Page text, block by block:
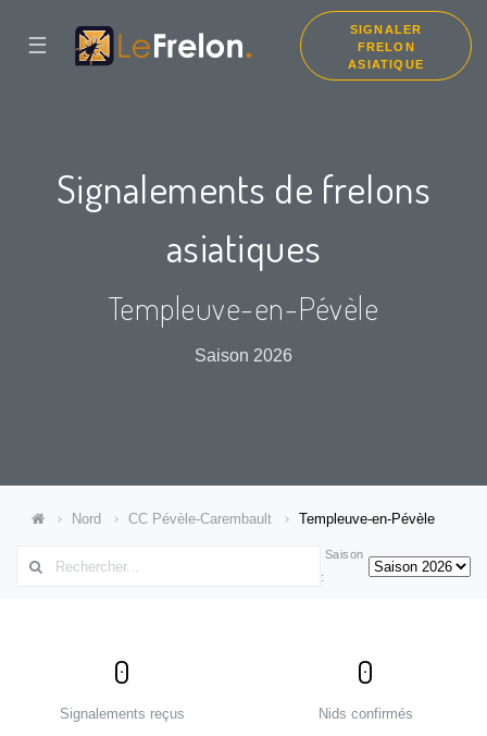
☰
SIGNALER
FRELON
ASIATIQUE
Signalements de frelons
asiatiques
Templeuve-en-Pévèle
Saison 2026
Nord CC Pévèle-Carembault Templeuve-en-Pévèle
Saison
:
0
Signalements reçus
0
Nids confirmés